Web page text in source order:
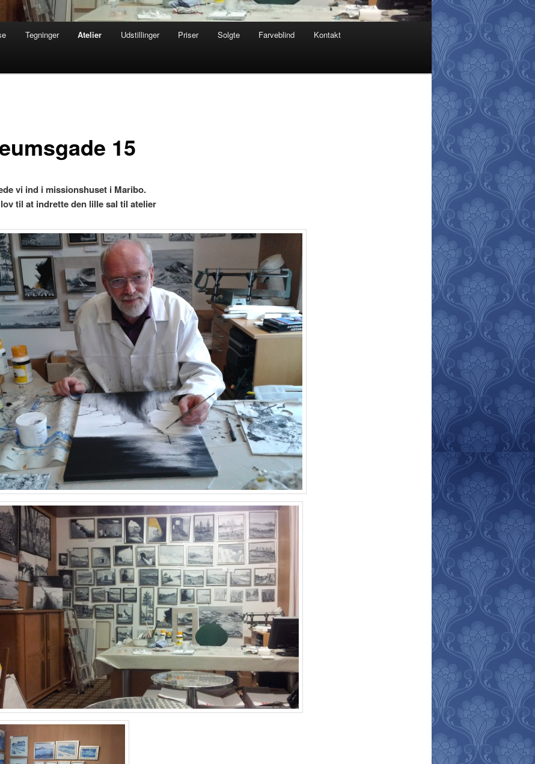
Tegninger Atelier Udstillinger Priser Solgte Farveblind Kontakt
15
vi ind i missionshuset i Maribo.
til at indrette den lille sal til atelier